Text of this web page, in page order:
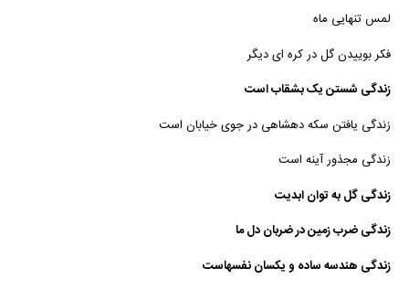
لمس تنهایی ماه
فکر بوییدن گل در کره ای دیگر
زندگی شستن یک بشقاب است
زندگی یافتن سکه دهشاهی در جوی خیابان است
زندگی مجذور آینه است
زندگی گل به توان ابدیت
زندگی ضرب زمین در ضربان دل ما
زندگی هندسه ساده و یکسان نفسهاست